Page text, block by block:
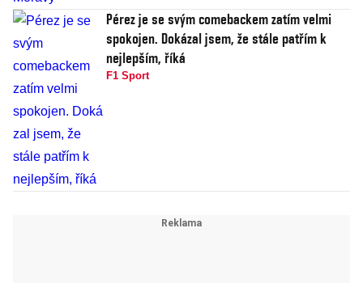
Pérez je se svým comebackem zatím velmi
spokojen. Dokázal jsem, že stále patřím k
nejlepším, říká
F1 Sport